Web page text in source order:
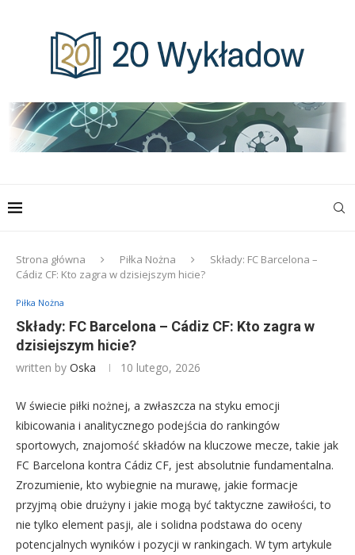
Strona główna Piłka Nożna
Składy: FC Barcelona –
Cádiz CF: Kto zagra w dzisiejszym hicie?
Piłka Nożna
Składy: FC Barcelona – Cádiz CF: Kto zagra w
dzisiejszym hicie?
written by Oska 10 lutego, 2026
W świecie piłki nożnej, a zwłaszcza na styku emocji
kibicowania i analitycznego podejścia do rankingów
sportowych, znajomość składów na kluczowe mecze, takie jak
FC Barcelona kontra Cádiz CF, jest absolutnie fundamentalna.
Zrozumienie, kto wybiegnie na murawę, jakie formacje
przyjmą obie drużyny i jakie mogą być taktyczne zawiłości, to
nie tylko element pasji, ale i solidna podstawa do oceny
potencjalnych wyników i pozycji w rankingach. W tym artykule